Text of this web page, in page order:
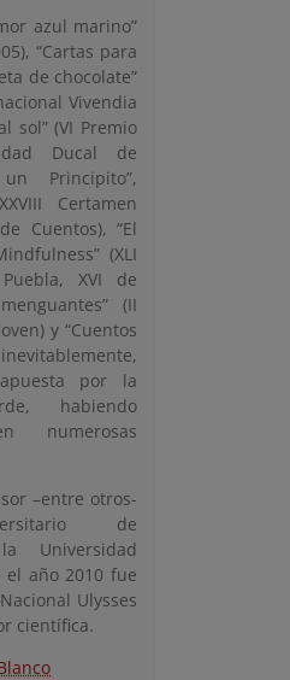
azul marino”
“Cartas para
de chocolate”
Vivendia
sol” (VI Premio
Ducal de
Principito”,
Certamen
Cuentos), “El
(XLI
XVI de
(II
y “Cuentos
por la
habiendo
numerosas
–entre otros-
de
Universidad
el año 2010 fue
Ulysses
científica.